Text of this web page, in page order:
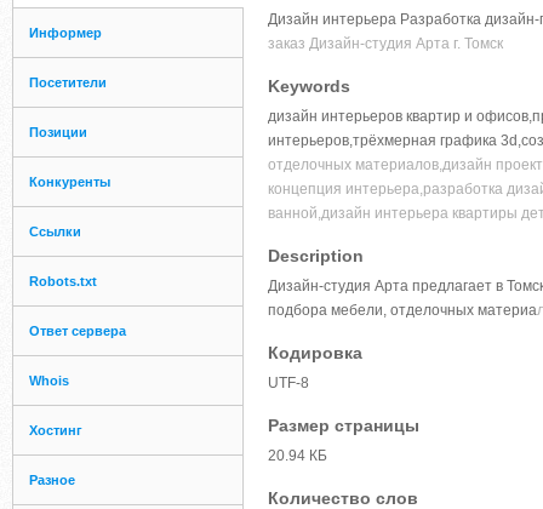
Информер
Посетители
Позиции
Конкуренты
Ссылки
Robots.txt
Ответ сервера
Whois
Хостинг
Разное
Дизайн интерьера Разработка
заказ Дизайн-студия Арта г. Томск
Keywords
дизайн интерьеров квартир и
интерьеров,трёхмерная графика
отделочных материалов,дизайн
концепция интерьера,разработка
ванной,дизайн интерьера квартиры
Description
Дизайн-студия Арта предлагает в
подбора мебели, отделочных материа
Кодировка
UTF-8
Размер страницы
20.94 КБ
Количество слов